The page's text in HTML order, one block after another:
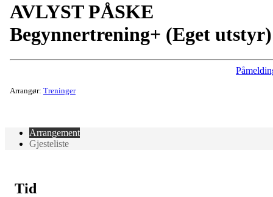
AVLYST PÅSKE
Begynnertrening+ (Eget utstyr)
Arrangør: Treninger
Arrangement
Gjesteliste
Tid